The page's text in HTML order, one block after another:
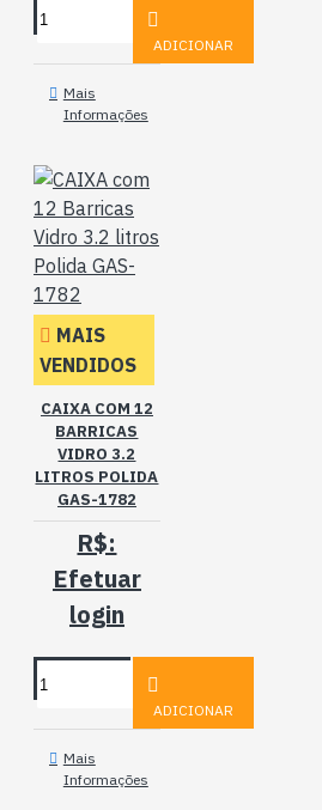
ADICIONAR
Mais
Informações
MAIS
VENDIDOS
CAIXA COM 12
BARRICAS
VIDRO 3.2
LITROS POLIDA
GAS-1782
R$:
Efetuar
login
ADICIONAR
Mais
Informações